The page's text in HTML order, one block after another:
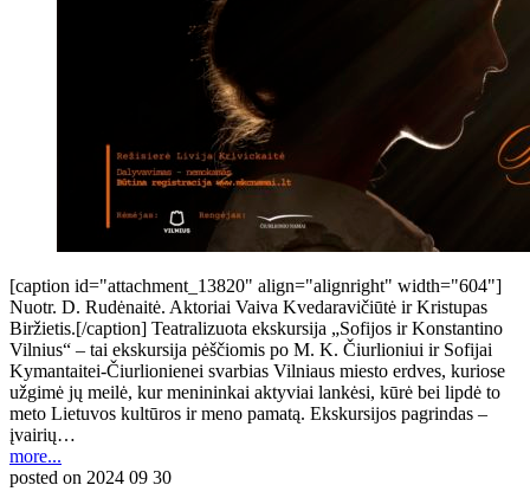
[caption id="attachment_13820" align="alignright" width="604"]
Nuotr. D. Rudėnaitė. Aktoriai Vaiva Kvedaravičiūtė ir Kristupas
Biržietis.[/caption] Teatralizuota ekskursija „Sofijos ir Konstantino
Vilnius“ – tai ekskursija pėščiomis po M. K. Čiurlioniui ir Sofijai
Kymantaitei-Čiurlionienei svarbias Vilniaus miesto erdves, kuriose
užgimė jų meilė, kur menininkai aktyviai lankėsi, kūrė bei lipdė to
meto Lietuvos kultūros ir meno pamatą. Ekskursijos pagrindas –
įvairių…
more...
posted on 2024 09 30